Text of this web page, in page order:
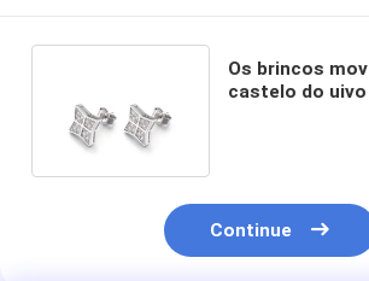
Os brincos
castelo do uivo
Continue